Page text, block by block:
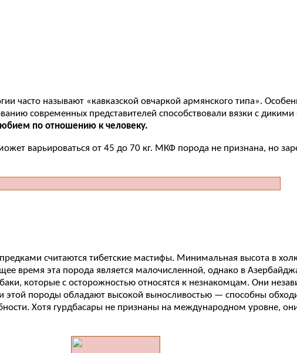
часто называют «кавказской овчаркой армянского типа».
современных представителей способствовали вязки с
по отношению к человеку.
варьироваться от 45 до 70 кг. МКФ порода не признана, но
считаются тибетские мастифы. Минимальная высота в
время эта порода является малочисленной, однако в
которые с осторожностью относятся к незнакомцам. Они
этой породы обладают высокой выносливостью — способны
Хотя гурдбасары не признаны на международном уровне,